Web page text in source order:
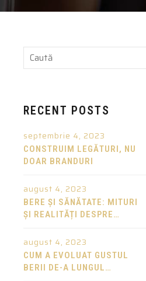
RECENT POSTS
septembrie 4, 2023
CONSTRUIM LEGĂTURI, NU
DOAR BRANDURI
august 4, 2023
BERE ȘI SĂNĂTATE: MITURI
ȘI REALITĂȚI DESPRE
BERE
august 4, 2023
CUM A EVOLUAT GUSTUL
BERII DE-A LUNGUL